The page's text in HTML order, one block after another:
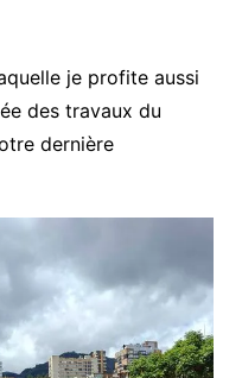
je profite aussi
des travaux du
dernière